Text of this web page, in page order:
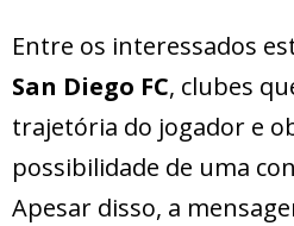
Entre os interessados
San Diego FC, clubes
trajetória do jogador e
possibilidade de uma
Apesar disso, a